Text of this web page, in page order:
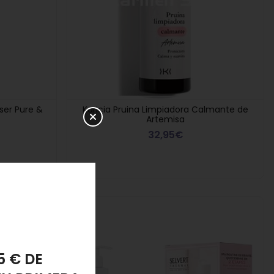
Pure &
Karicia Pruina Limpiadora Calmante de
Artemisa
32,95€